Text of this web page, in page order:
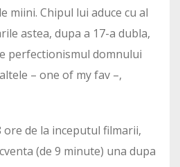
miini. Chipul lui aduce cu al
astea, dupa a 17-a dubla,
perfectionismul domnului
– one of my fav –,
ore de la inceputul filmarii,
(de 9 minute) una dupa